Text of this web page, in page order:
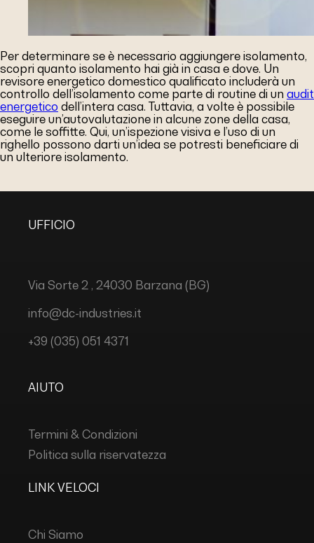
Per determinare se è necessario aggiungere isolamento,
scopri quanto isolamento hai già in casa e dove. Un
revisore energetico domestico qualificato includerà un
controllo dell’isolamento come parte di routine di un audit
energetico dell’intera casa. Tuttavia, a volte è possibile
eseguire un’autovalutazione in alcune zone della casa,
come le soffitte. Qui, un’ispezione visiva e l’uso di un
righello possono darti un’idea se potresti beneficiare di
un ulteriore isolamento.
UFFICIO
Via Sorte 2 , 24030 Barzana (BG)
info@dc-industries.it
+39 (035) 051 4371
AIUTO
Termini & Condizioni
Politica sulla riservatezza
LINK VELOCI
Chi Siamo